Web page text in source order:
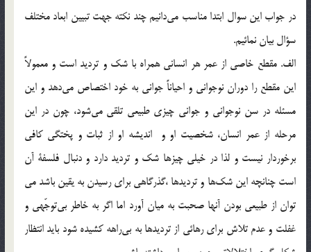
در جواب اين سوال ابتدا مناسب مي‌دانيم چند نکته جهت تبيين ابعاد مختلف
سؤال بيان نمائيم.
الف. مقطع خاصي از عمر هر انساني همراه با شك و ترديد است و معمولاً
اين مقطع را دوران نوجواني و احياناً جواني به خود اختصاص مي‌دهد و اين
مسئله در سن نوجواني و جواني چيزي طبيعي تلقي مي‌شود، چون در اين
مرحله از عمر انسان، شخصيت او و انديشه‌ او از ثبات و پختگي كافي
برخوردار نيست و لذا در خيلي چيزها شك و ترديد دارد و دنبال فلسفة آن
است چنانچه اين شك‌ها و ترديدها ،گذرگاهی برای رسيدن به يقين باشد می
توان از طبيعی بودن آنها صحبت به ميان آورد اما اگر به خاطر بي‌توجّهي و
غفلت و عدم تلاش برای رهائی از ترديدها به بي‌راهه کشيده شود بايد انتظار